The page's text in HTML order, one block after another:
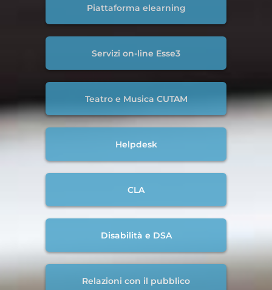
Piattaforma elearning
Servizi on-line Esse3
Teatro e Musica CUTAM
Helpdesk
CLA
Disabilità e DSA
Relazioni con il pubblico